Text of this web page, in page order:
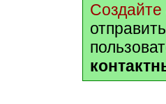
Создайте